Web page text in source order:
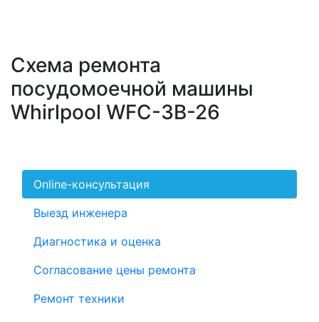
Схема ремонта
посудомоечной машины
Whirlpool WFC-3B-26
Online-консультация
Выезд инженера
Диагностика и оценка
Согласование цены ремонта
Ремонт техники